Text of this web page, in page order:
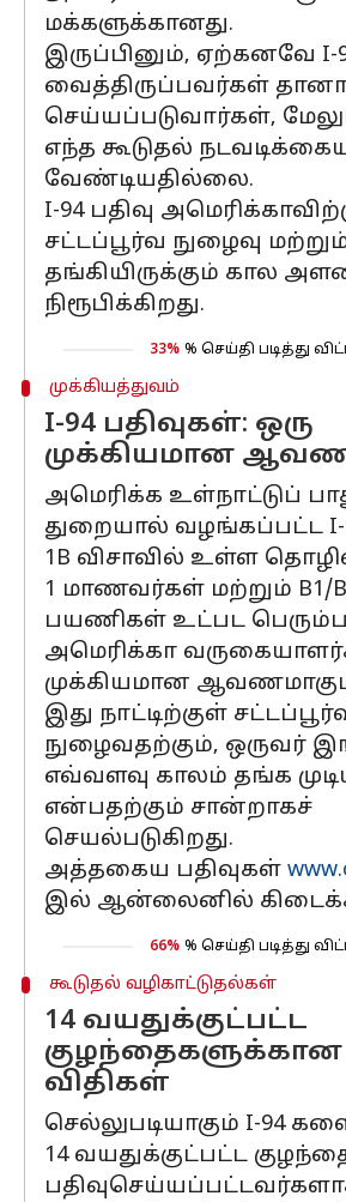
மக்களுக்கானது.
இருப்பினும், ஏற்கனவே I-
வைத்திருப்பவர்கள்
செய்யப்படுவார்கள்,
எந்த கூடுதல்
வேண்டியதில்லை.
I-94 பதிவு
சட்டப்பூர்வ நுழைவு
தங்கியிருக்கும் கால
நிரூபிக்கிறது.
33% % செய்தி படித்து
முக்கியத்துவம்
I-94 பதிவுகள்: ஒரு
முக்கியமான
அமெரிக்க உள்நாட்டுப்
துறையால் வழங்கப்பட்ட I-
1B விசாவில் உள்ள
1 மாணவர்கள் மற்றும் B1/
பயணிகள் உட்பட
அமெரிக்கா
முக்கியமான
இது நாட்டிற்குள்
நுழைவதற்கும், ஒருவர்
எவ்வளவு காலம் தங்க
என்பதற்கும் சான்றாகச்
செயல்படுகிறது.
அத்தகைய பதிவுகள்
இல் ஆன்லைனில்
66% % செய்தி படித்து
கூடுதல் வழிகாட்டுதல்கள்
14 வயதுக்குட்பட்ட
குழந்தைகளுக்கான
விதிகள்
செல்லுபடியாகும் I-94
14 வயதுக்குட்பட்ட